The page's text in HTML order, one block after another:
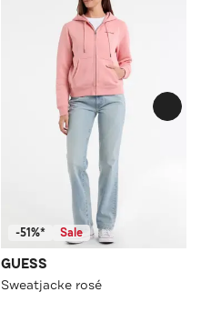
-51%* Sale
GUESS
Sweatjacke rosé